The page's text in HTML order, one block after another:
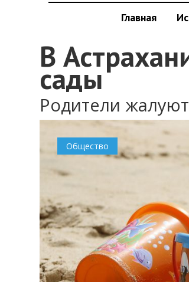
Главная
В
сады
Родители
0
Общество